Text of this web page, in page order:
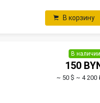
В корзину
В наличии
150
~ 50 $ ~ 4 200